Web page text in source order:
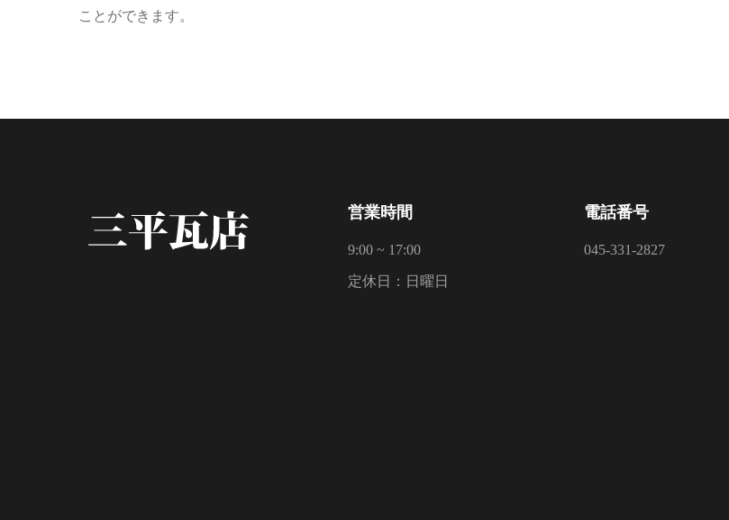
ことができます。
営業時間
9:00 ~ 17:00
定休日：日曜日
電話番号
045-331-2827